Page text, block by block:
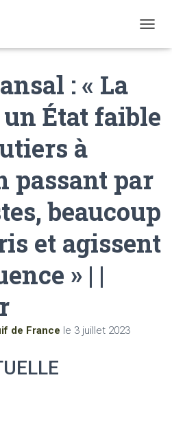
O
N
A
A
T
O
: « La
État faible
à
passant par
beaucoup
et agissent
» | |
de France le 3 juillet 2023